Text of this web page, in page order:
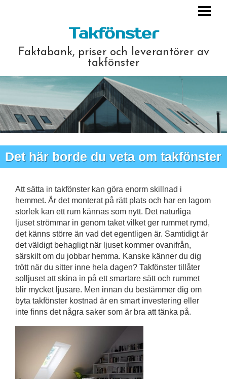
PRIS & KOSTNAD
LEVERANTÖRER
LÄNKAR
Takfönster
Faktabank, priser och leverantörer av
takfönster
Det här borde du veta om takfönster
Att sätta in takfönster kan göra enorm skillnad i
hemmet. Är det monterat på rätt plats och har en lagom
storlek kan ett rum kännas som nytt. Det naturliga
ljuset strömmar in genom taket vilket ger rummet rymd,
det känns större än vad det egentligen är. Samtidigt är
det väldigt behagligt när ljuset kommer ovanifrån,
särskilt om du jobbar hemma. Kanske känner du dig
trött när du sitter inne hela dagen? Takfönster tillåter
solljuset att skina in på ett smartare sätt och rummet
blir mycket ljusare. Men innan du bestämmer dig om
byta takfönster kostnad är en smart investering eller
inte finns det några saker som är bra att tänka på.